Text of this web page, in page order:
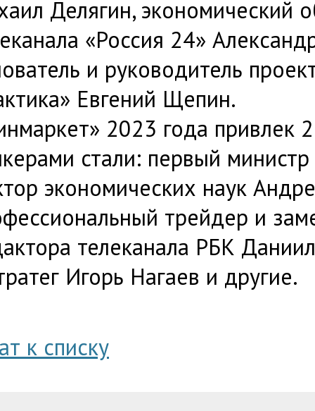
Делягин, экономический
«Россия 24»
и руководитель
Евгений Щепин.
2023 года привлек
стали: первый
экономических наук
трейдер и
телеканала РБК
Игорь Нагаев и другие.
к списку